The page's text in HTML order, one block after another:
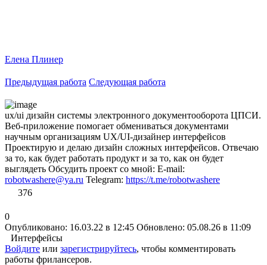
Елена Плинер
Предыдущая работа Следующая работа
ux/ui дизайн системы электронного документооборота ЦПСИ.
Веб-приложение помогает обмениваться документами
научным организациям UX/UI-дизайнер интерфейсов
Проектирую и делаю дизайн сложных интерфейсов. Отвечаю
за то, как будет работать продукт и за то, как он будет
выглядеть Обсудить проект со мной: E-mail:
robotwashere@ya.ru Telegram: https://t.me/robotwashere
376
0
Опубликовано: 16.03.22 в 12:45 Обновлено: 05.08.26 в 11:09
Интерфейсы
Войдите или зарегистрируйтесь, чтобы комментировать
работы фрилансеров.